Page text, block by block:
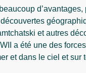
et autres
a été une des
et dans le ciel et sur